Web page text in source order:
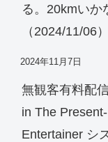
る。20kmいか
（2024/11/06）
2024年11月7日
無観客有料配
in The
Entertainer シ